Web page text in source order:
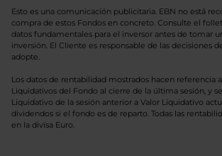
Esto es una comunicación publicitaria. EBN no está
compra de estos Fondos en concreto. Consulte el
datos fundamentales para el inversor antes de tomar
inversión. El Cliente es responsable de las decisiones
adopte.
Los datos de rentabilidad mostrados hacen referencia
Liquidativos del Fondo al cierre de la última sesión, y
Liquidativo de la sesión anterior a Valor Liquidativo
dividendos si el fondo es de reparto. Todas las
en la divisa Euro.